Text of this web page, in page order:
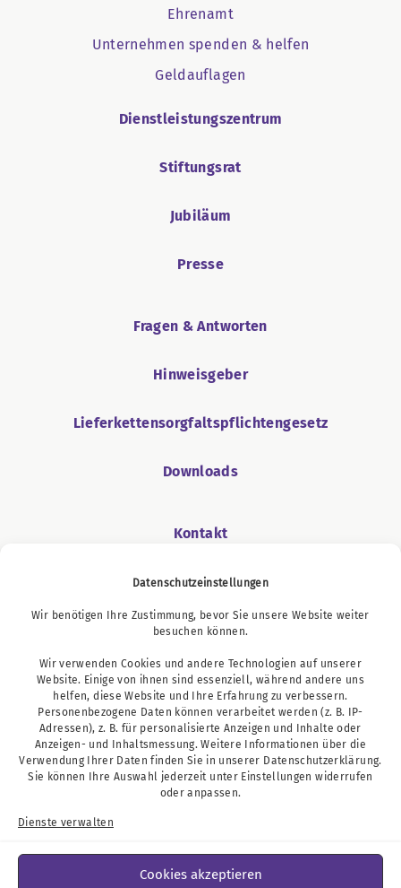
Datenschutzeinstellungen
Wir benötigen Ihre Zustimmung, bevor Sie unsere Website weiter
besuchen können.
Wir verwenden Cookies und andere Technologien auf unserer
Website. Einige von ihnen sind essenziell, während andere uns
helfen, diese Website und Ihre Erfahrung zu verbessern.
Personenbezogene Daten können verarbeitet werden (z. B. IP-
Adressen), z. B. für personalisierte Anzeigen und Inhalte oder
Anzeigen- und Inhaltsmessung. Weitere Informationen über die
Verwendung Ihrer Daten finden Sie in unserer Datenschutzerklärung.
Sie können Ihre Auswahl jederzeit unter Einstellungen widerrufen
oder anpassen.
Dienste verwalten
Cookies akzeptieren
Ehrenamt
Unternehmen spenden & helfen
Geldauflagen
Dienstleistungszentrum
Stiftungsrat
Jubiläum
Presse
Fragen & Antworten
Hinweisgeber
Lieferkettensorgfaltspflichtengesetz
Downloads
Kontakt
Podcast